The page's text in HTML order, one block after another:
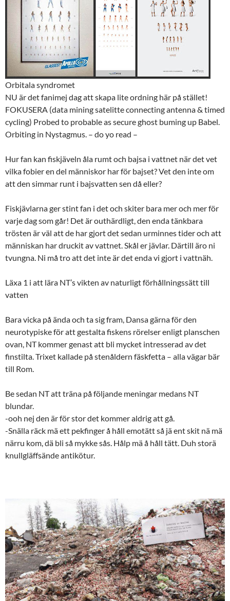
Orbitala syndromet
NU är det fanimej dag att skapa lite ordning här på stället!
FOKUSERA (data mining satelitte connecting antenna & timed
cycling) Probed to probable as secure ghost buming up Babel.
Orbiting in Nystagmus. – do yo read –
Hur fan kan fiskjäveln åla rumt och bajsa i vattnet när det vet
vilka fobier en del människor har för bajset? Vet den inte om
att den simmar runt i bajsvatten sen då eller?
Fiskjävlarna ger stint fan i det och skiter bara mer och mer för
varje dag som går! Det är outhärdligt, den enda tänkbara
trösten är väl att de har gjort det sedan urminnes tider och att
människan har druckit av vattnet. Skål er jävlar. Därtill äro ni
tvungna. Ni må tro att det inte är det enda vi gjort i vattnäh.
Läxa 1 i att lära NT’s vikten av naturligt förhållningssätt till
vatten
Bara vicka på ända och ta sig fram, Dansa gärna för den
neurotypiske för att gestalta fiskens rörelser enligt planschen
ovan, NT kommer genast att bli mycket intresserad av det
finstilta. Trixet kallade på stenåldern fäskfetta – alla vägar bär
till Rom.
Be sedan NT att träna på följande meningar medans NT
blundar.
-ooh nej den är för stor det kommer aldrig att gå.
-Snälla räck mä ett pekfinger å håll emotätt så jä ent skit nä mä
närru kom, dä bli så mykke sås. Hålp mä å håll tätt. Duh storä
knullgläffsände antikötur.